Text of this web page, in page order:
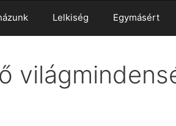
Lelkiség Egymásért